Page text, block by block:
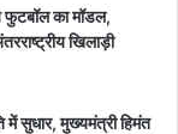
फुटबॉल का मॉडल,
खिलाड़ी
सुधार, मुख्यमंत्री हिमंत